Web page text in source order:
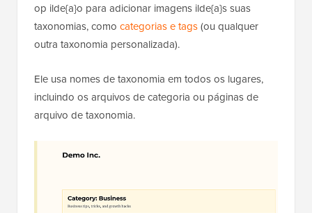
op ilde{a}o para adicionar imagens ilde{a}s suas
taxonomias, como categorias e tags(ou qualquer
outra taxonomia personalizada).
Ele usa nomes de taxonomia em todos os lugares,
incluindo os arquivos de categoria ou páginas de
arquivo de taxonomia.